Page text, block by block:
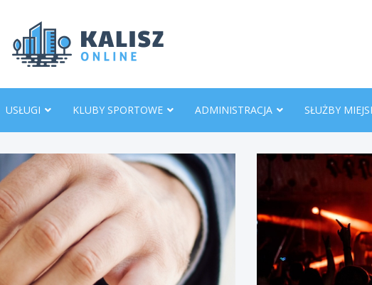
USŁUGI KLUBY SPORTOWE ADMINISTRACJA SŁUŻBY